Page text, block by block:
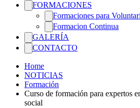
FORMACIONES
Formaciones para
Formacion Continua
GALERÍA
CONTACTO
Home
NOTICIAS
Formación
Curso de formación para expertos
social